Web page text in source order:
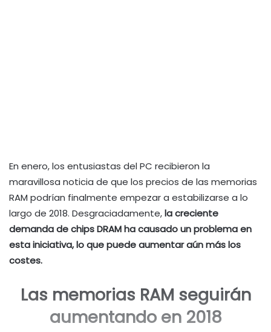
En enero, los entusiastas del PC recibieron la
maravillosa noticia de que los precios de las memorias
RAM podrían finalmente empezar a estabilizarse a lo
largo de 2018. Desgraciadamente,la creciente
demanda de chips DRAM ha causado un problema en
esta iniciativa, lo que puede aumentar aún más los
costes.
Las memorias RAM seguirán
aumentando en 2018